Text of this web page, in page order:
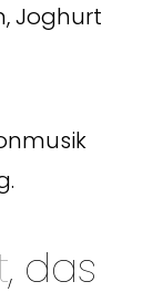
Joghurt
, das